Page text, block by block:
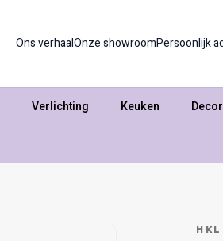
Ons verhaalOnze showroomPersoonlijk
Verlichting Keuken